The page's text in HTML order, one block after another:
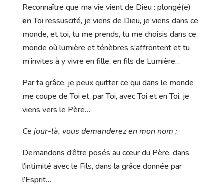
Reconnaître que ma vie vient de Dieu : plongé(e)
enToi ressuscité, je viens de Dieu, je viens dans ce
monde, et toi, tu me prends, tu me choisis dans ce
monde où lumière et ténèbres s’affrontent et tu
m’invites à y vivre en fille, en fils de Lumière…
Par ta grâce, je peux quitter ce qui dans le monde
me coupe de Toi et, par Toi, avec Toi et en Toi, je
viens vers le Père…
Ce jour-là, vous demanderez en mon nom ;
Demandons d’être posés au cœur du Père, dans
l’intimité avec le Fils, dans la grâce donnée par
l’Esprit…